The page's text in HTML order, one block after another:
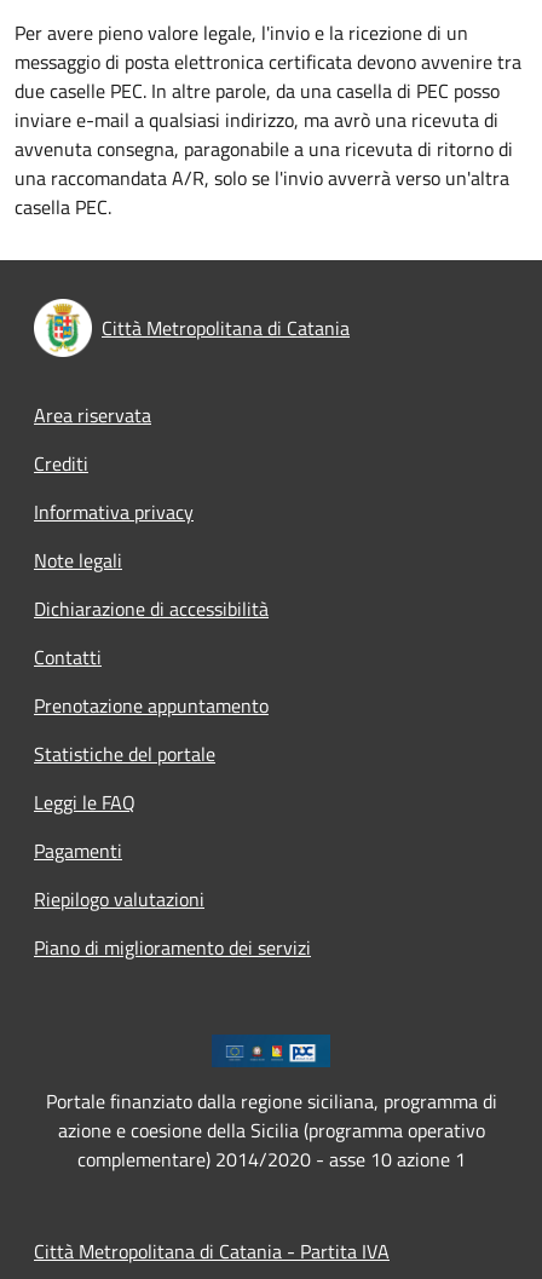
Per avere pieno valore legale, l'invio e la ricezione di un
messaggio di posta elettronica certificata devono avvenire tra
due caselle PEC. In altre parole, da una casella di PEC posso
inviare e-mail a qualsiasi indirizzo, ma avrò una ricevuta di
avvenuta consegna, paragonabile a una ricevuta di ritorno di
una raccomandata A/R, solo se l'invio avverrà verso un'altra
casella PEC.
Città Metropolitana di Catania
Footer menu
Area riservata
Crediti
Informativa privacy
Note legali
Dichiarazione di accessibilità
Contatti
Prenotazione appuntamento
Statistiche del portale
Leggi le FAQ
Pagamenti
Riepilogo valutazioni
Piano di miglioramento dei servizi
Portale finanziato dalla regione siciliana, programma di
azione e coesione della Sicilia (programma operativo
complementare) 2014/2020 - asse 10 azione 1
Città Metropolitana di Catania - Partita IVA